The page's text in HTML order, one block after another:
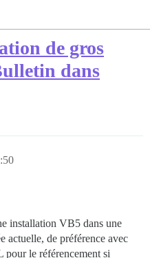
de gros
dans
installation VB5 dans une
actuelle, de préférence avec
pour le référencement si